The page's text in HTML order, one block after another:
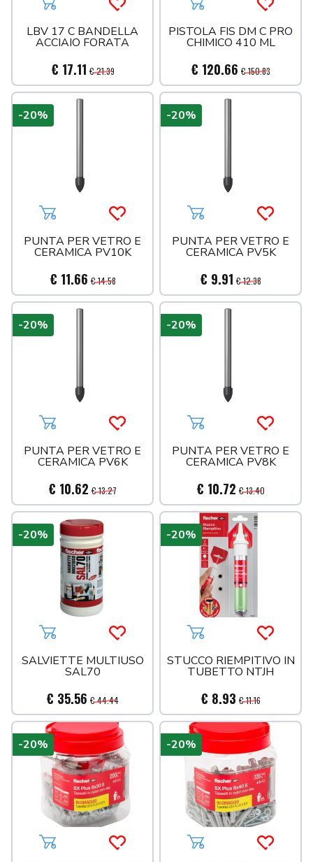
Aggiungi al carrelloAcquista più tardi
LBV 17 C BANDELLA
ACCIAIO FORATA
€ 17.11 € 21.39
Aggiungi al carrello
PISTOLA FIS DM C PRO
CHIMICO 410 ML
€ 120.66 € 150.83
Aggiungi al carrelloAcquista più tardi
PUNTA PER VETRO E
CERAMICA PV10K
€ 11.66 € 14.58
-20%
Aggiungi al carrello
PUNTA PER VETRO E
CERAMICA PV5K
€ 9.91 € 12.38
-20%
Aggiungi al carrelloAcquista più tardi
PUNTA PER VETRO E
CERAMICA PV6K
€ 10.62 € 13.27
-20%
Aggiungi al carrello
PUNTA PER VETRO E
CERAMICA PV8K
€ 10.72 € 13.40
-20%
Aggiungi al carrelloAcquista più tardi
SALVIETTE MULTIUSO
SAL70
€ 35.56 € 44.44
-20%
Aggiungi al carrello
STUCCO RIEMPITIVO IN
TUBETTO NTJH
€ 8.93 € 11.16
-20%
Aggiungi al carrelloAcquista più tardi
-20%
Aggiungi al carrello
-20%